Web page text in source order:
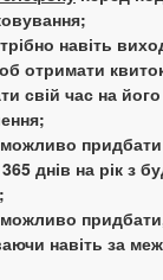
навіть
отримати
свій час на його
днів на рік з
навіть за